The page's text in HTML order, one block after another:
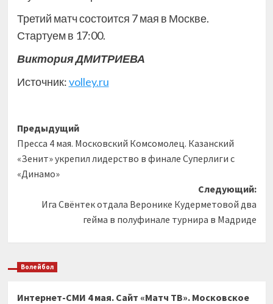
Третий матч состоится 7 мая в Москве.
Стартуем в 17:00.
Виктория ДМИТРИЕВА
Источник:volley.ru
Навигация
записи
Предыдущий
Пресса 4 мая. Московский Комсомолец. Казанский
«Зенит» укрепил лидерство в финале Суперлиги с
«Динамо»
Следующий:
Ига Свёнтек отдала Веронике Кудерметовой два
гейма в полуфинале турнира в Мадриде
Волейбол
Интернет-СМИ 4 мая. Сайт «Матч ТВ». Московское